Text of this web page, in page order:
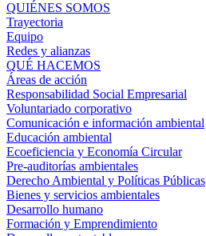
QUIÉNES SOMOS
Trayectoria
Equipo
Redes y alianzas
QUÉ HACEMOS
Áreas de acción
Responsabilidad Social Empresarial
Voluntariado corporativo
Comunicación e información ambiental
Educación ambiental
Ecoeficiencia y Economía Circular
Pre-auditorías ambientales
Derecho Ambiental y Políticas Públicas
Bienes y servicios ambientales
Desarrollo humano
Formación y Emprendimiento